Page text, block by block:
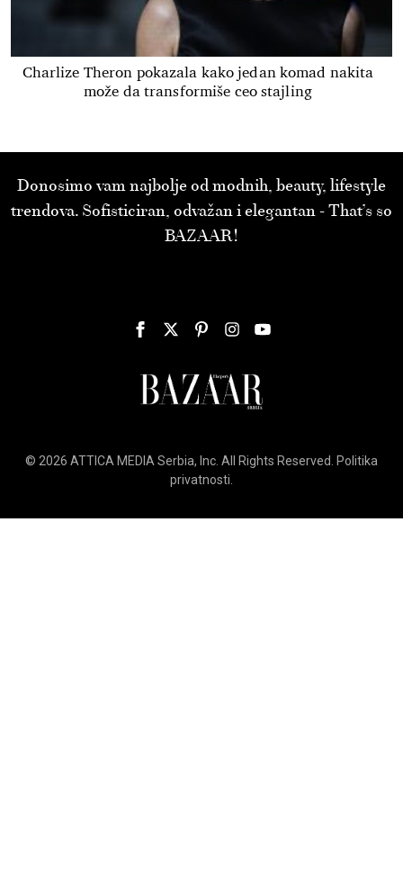
Charlize Theron pokazala kako jedan komad nakita
može da transformiše ceo stajling
Donosimo vam najbolje od modnih, beauty, lifestyle
trendova. Sofisticiran, odvažan i elegantan - That’s so
BAZAAR!
© 2026 ATTICA MEDIA Serbia, Inc. All Rights Reserved. Politika
privatnosti